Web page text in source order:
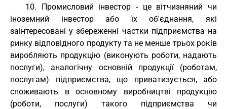
10. Промисловий інвестор - це вітчизняний чи
іноземний інвестор або їх об'єднання, які
заінтересовані у збереженні частки підприємства на
ринку відповідного продукту та не менше трьох років
виробляють продукцію (виконують роботи, надають
послуги), аналогічну основній продукції (роботам,
послугам) підприємства, що приватизується, або
споживають в основному виробництві продукцію
(роботи, послуги) такого підприємства чи